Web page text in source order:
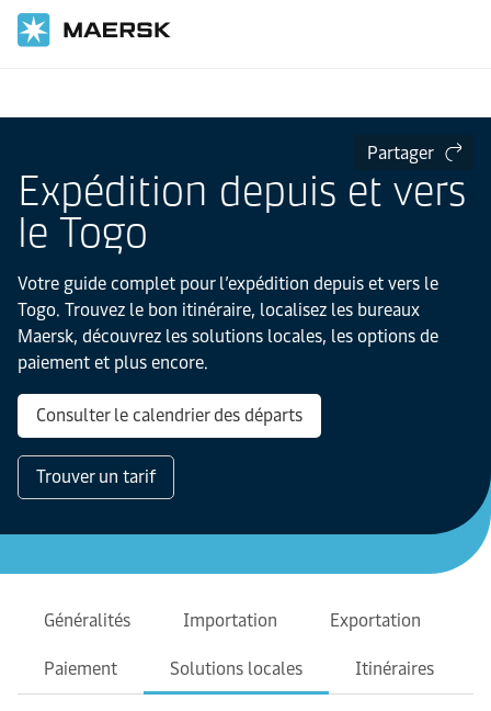
Partager
Expédition depuis et vers
le Togo
Votre guide complet pour l’expédition depuis et vers le
Togo. Trouvez le bon itinéraire, localisez les bureaux
Maersk, découvrez les solutions locales, les options de
paiement et plus encore.
Consulter le calendrier des départs
Trouver un tarif
Généralités Importation Exportation
Paiement Solutions locales Itinéraires